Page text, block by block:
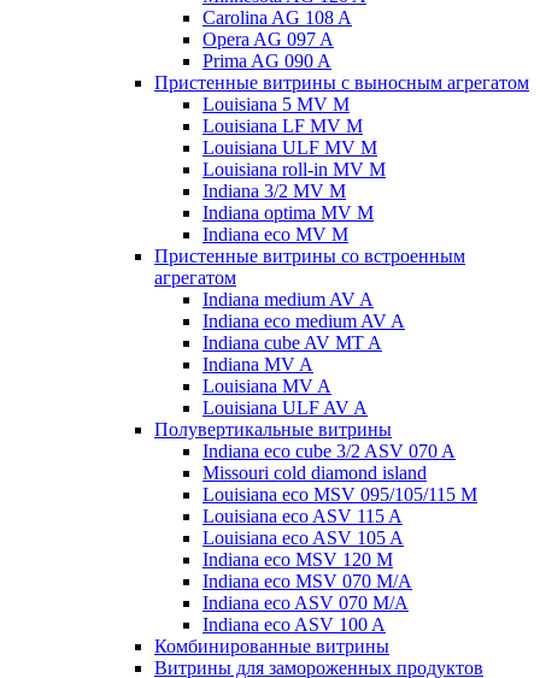
Carolina AG 108 A
Opera AG 097 A
Prima AG 090 A
Пристенные витрины с выносным агрегатом
Louisiana 5 MV M
Louisiana LF MV M
Louisiana ULF MV M
Louisiana roll-in MV M
Indiana 3/2 MV M
Indiana optima MV M
Indiana eco MV M
Пристенные витрины со встроенным
агрегатом
Indiana medium AV A
Indiana eco medium AV A
Indiana cube AV MT A
Indiana MV A
Louisiana MV A
Louisiana ULF AV A
Полувертикальные витрины
Indiana eco cube 3/2 ASV 070 A
Missouri cold diamond island
Louisiana eco MSV 095/105/115 M
Louisiana eco ASV 115 A
Louisiana eco ASV 105 A
Indiana eco MSV 120 M
Indiana eco MSV 070 M/A
Indiana eco ASV 070 M/A
Indiana eco ASV 100 A
Комбинированные витрины
Витрины для замороженных продуктов